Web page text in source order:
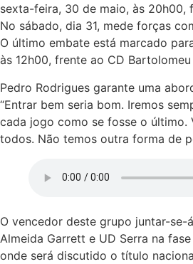
sexta-feira, 30 de maio, às 20h00,
No sábado, dia 31, mede forças
O último embate está marcado
às 12h00, frente ao CD
Pedro Rodrigues garante uma
“Entrar bem seria bom. Iremos
cada jogo como se fosse o último.
todos. Não temos outra forma de
O vencedor deste grupo juntar-se-
Almeida Garrett e UD Serra na
onde será discutido o título